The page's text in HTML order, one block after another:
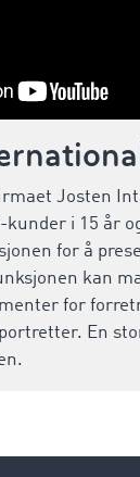
Josten
i 15 år
for å
kan
for
En